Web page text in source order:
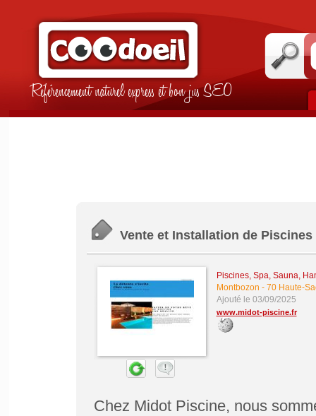
Référencement naturel express et bon jus SEO
Vente et Installation de
Piscines, Spa, Sauna,
Montbozon - 70 Haute-
Ajouté le 03/09/2025
www.midot-piscine.fr
Chez Midot Piscine, nous